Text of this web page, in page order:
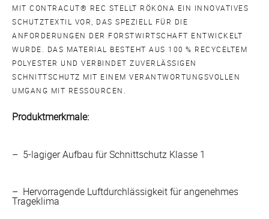
MIT CONTRACUT® REC STELLT RÖKONA EIN INNOVATIVES
SCHUTZTEXTIL VOR, DAS SPEZIELL FÜR DIE
ANFORDERUNGEN DER FORSTWIRTSCHAFT ENTWICKELT
WURDE. DAS MATERIAL BESTEHT AUS 100 % RECYCELTEM
POLYESTER UND VERBINDET ZUVERLÄSSIGEN
SCHNITTSCHUTZ MIT EINEM VERANTWORTUNGSVOLLEN
UMGANG MIT RESSOURCEN.
Produktmerkmale:
– 5-lagiger Aufbau für Schnittschutz Klasse 1
– Hervorragende Luftdurchlässigkeit für angenehmes
Trageklima